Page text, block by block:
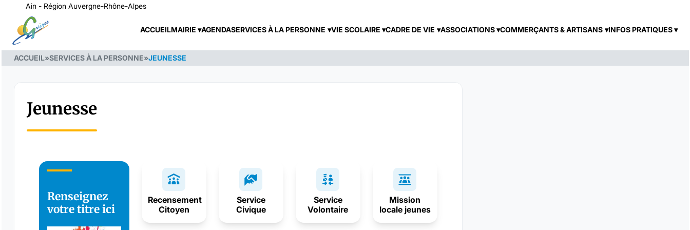
Ain - Région Auvergne-Rhône-Alpes
ACCUEILMAIRIE AGENDASERVICES À LA PERSONNE VIE SCOLAIRE CADRE DE VIE ASSOCIATIONS COMMERÇANTS & ARTISANS INFOS PRATIQUES
ACCUEIL»SERVICES À LA PERSONNE»JEUNESSE
Jeunesse
Renseignez
votre titre ici
Recensement
Citoyen
Service
Civique
Service
Volontaire
Mission
locale jeunes